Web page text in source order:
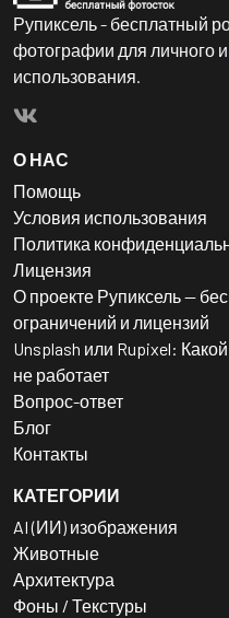
Рупиксель - бесплатный
фотографии для личного
использования.
О НАС
Помощь
Условия использования
Политика
Лицензия
О проекте Рупиксель —
ограничений и лицензий
Unsplash или Rupixel:
не работает
Вопрос-ответ
Блог
Контакты
КАТЕГОРИИ
AI (ИИ) изображения
Животные
Архитектура
Фоны / Текстуры